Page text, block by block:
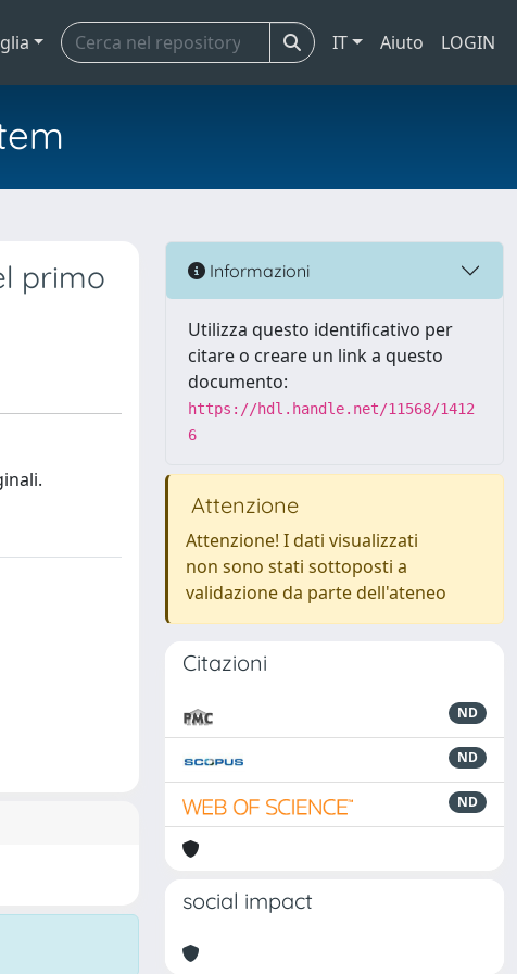
IT Aiuto LOGIN
primo
Informazioni
Utilizza questo identificativo per
citare o creare un link a questo
documento:
https://hdl.handle.net/11568/1412
6
Attenzione
Attenzione! I dati visualizzati
non sono stati sottoposti a
validazione da parte dell'ateneo
Citazioni
ND
ND
ND
social impact